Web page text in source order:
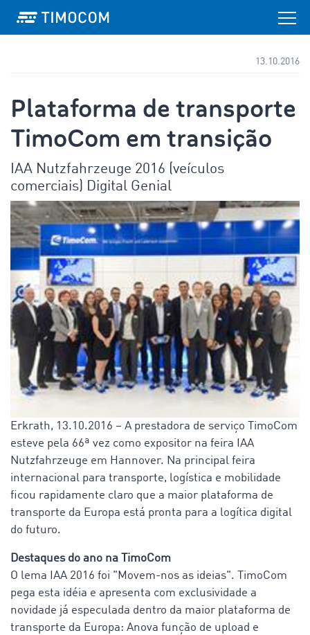
13.10.2016
Plataforma de transporte
TimoCom em transição
IAA Nutzfahrzeuge 2016 (veículos
comerciais) Digital Genial
Erkrath, 13.10.2016 – A prestadora de serviço TimoCom
esteve pela 66ª vez como expositor na feira IAA
Nutzfahrzeuge em Hannover. Na principal feira
internacional para transporte, logística e mobilidade
ficou rapidamente claro que a maior plataforma de
transporte da Europa está pronta para a logítica digital
do futuro.
Destaques do ano na TimoCom
O lema IAA 2016 foi "Movem-nos as ideias". TimoCom
pega esta idéia e apresenta com exclusividade a
novidade já especulada dentro da maior plataforma de
transporte da Europa: Anova função de upload e